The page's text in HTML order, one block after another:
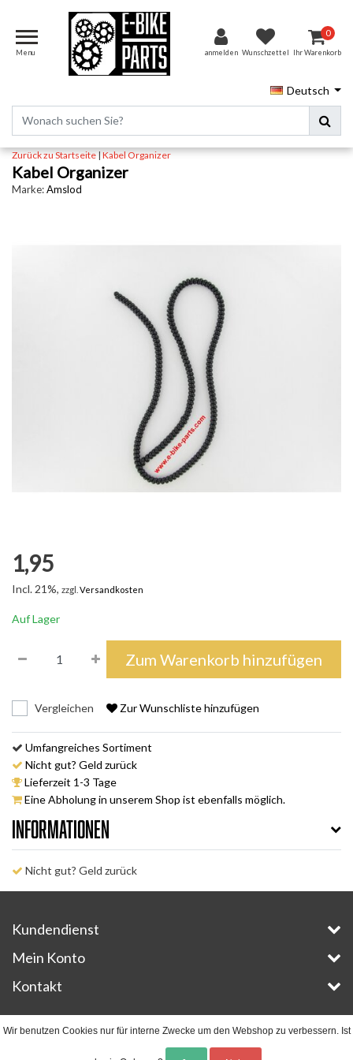
Menu anmelden Wunschzettel
0
Ihr Warenkorb
Deutsch
Zurück zu Startseite|Kabel Organizer
Kabel Organizer
Marke:Amslod
1,95
Incl. 21%, zzgl. Versandkosten
Auf Lager
Zum Warenkorb hinzufügen
Vergleichen Zur Wunschliste hinzufügen
Umfangreiches Sortiment
Nicht gut? Geld zurück
Lieferzeit 1-3 Tage
Eine Abholung in unserem Shop ist ebenfalls möglich.
Informationen
Nicht gut? Geld zurück
Kundendienst
Mein Konto
Kontakt
Wir benutzen Cookies nur für interne Zwecke um den Webshop zu verbessern. Ist